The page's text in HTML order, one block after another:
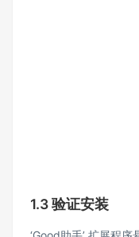
1.3 验证安装